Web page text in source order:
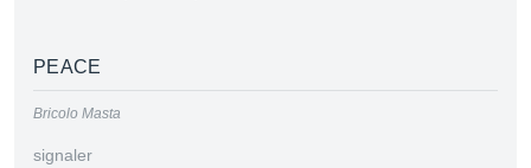
PEACE
Bricolo Masta
signaler